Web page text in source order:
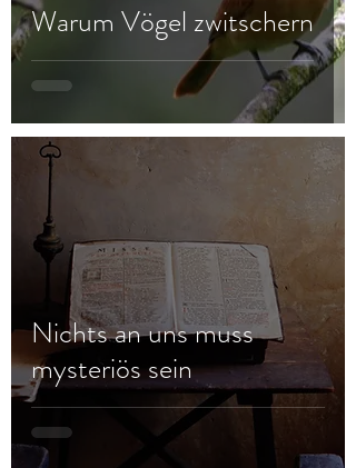
Warum Vögel zwitschern
Nichts an uns muss
mysteriös sein